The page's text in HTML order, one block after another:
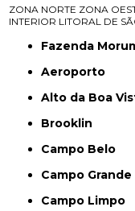
ZONA NORTE ZONA
INTERIOR LITORAL DE
Fazenda
Aeroporto
Alto da Boa
Brooklin
Campo Belo
Campo Grande
Campo Limpo